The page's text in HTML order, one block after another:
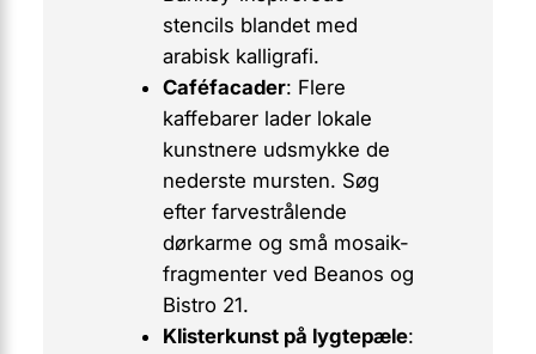
stencils blandet med
arabisk kalligrafi.
Caféfacader: Flere
kaffebarer lader lokale
kunstnere udsmykke de
nederste mursten. Søg
efter farvestrålende
dørkarme og små mosaik-
fragmenter ved Beanos og
Bistro 21.
Klisterkunst på lygtepæle: